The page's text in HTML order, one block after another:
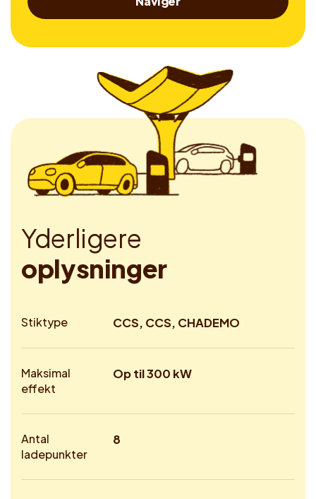
Yderligere
oplysninger
Stiktype CCS, CCS, CHADEMO
Maksimal
effekt
Op til 300 kW
Antal
ladepunkter
8